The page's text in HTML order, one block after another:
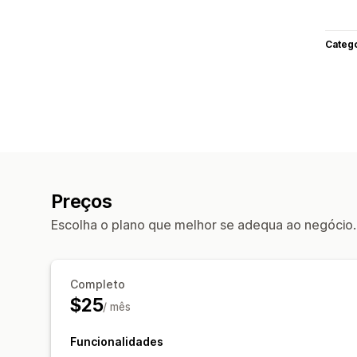
Preços
Escolha o plano que melhor se adequa ao negócio.
Completo
$25/ mês
Funcionalidades